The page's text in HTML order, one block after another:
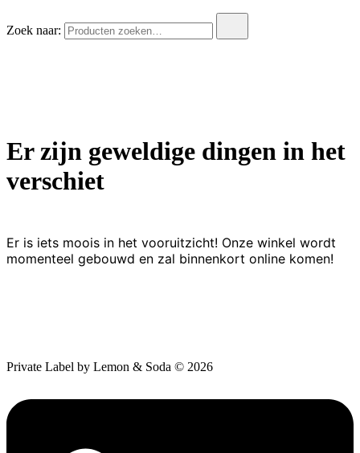
Zoek naar:
Er zijn geweldige dingen in het
verschiet
Er is iets moois in het vooruitzicht! Onze winkel wordt
momenteel gebouwd en zal binnenkort online komen!
Private Label by Lemon & Soda © 2026